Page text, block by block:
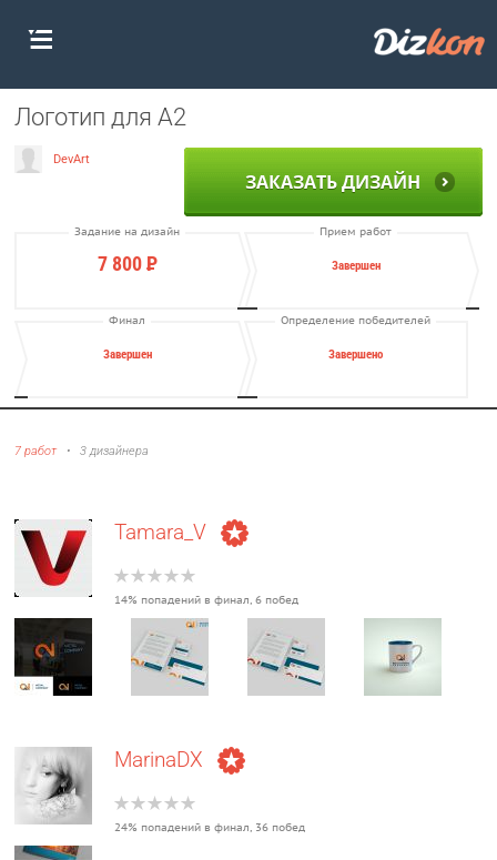
Логотип для A2
DevArt
ЗАКАЗАТЬ ДИЗАЙН
Задание на дизайн
7 800Р
Прием работ
Завершен
Финал
Завершен
Определение победителей
Завершено
7 работ•3 дизайнера
Tamara_V
14% попадений в финал, 6 побед
MarinaDX
24% попадений в финал, 36 побед